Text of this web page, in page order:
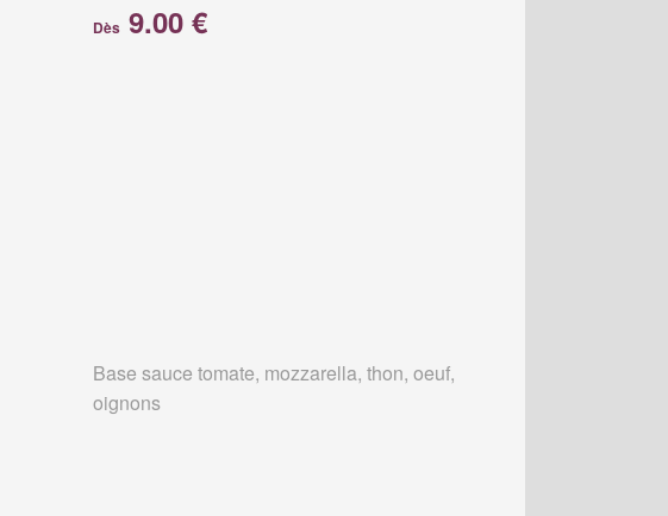
Dès 9.00 €
Base sauce tomate, mozzarella, thon, oeuf,
oignons